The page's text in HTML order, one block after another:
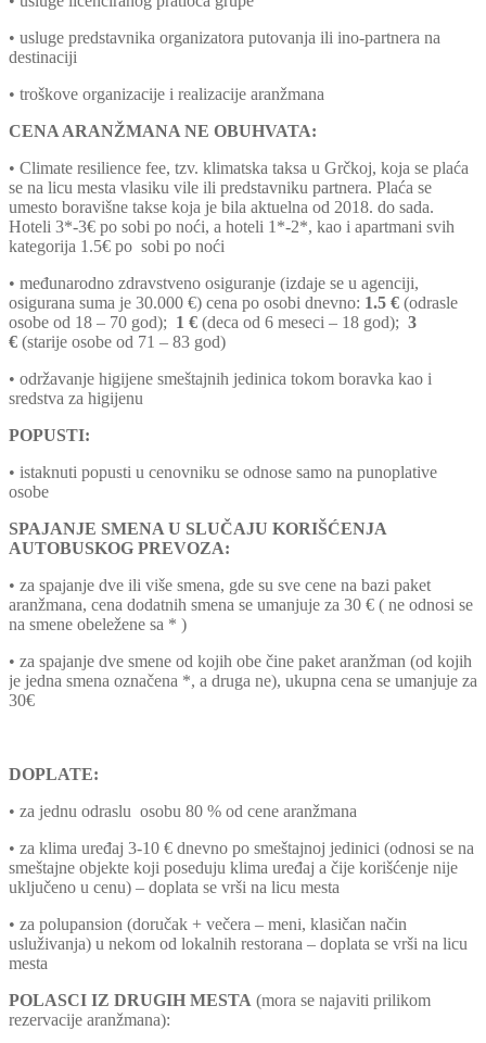
• usluge predstavnika organizatora putovanja ili ino-partnera na
destinaciji
• troškove organizacije i realizacije aranžmana
CENA ARANŽMANA NE OBUHVATA:
• Climate resilience fee, tzv. klimatska taksa u Grčkoj, koja se plaća
se na licu mesta vlasiku vile ili predstavniku partnera. Plaća se
umesto boravišne takse koja je bila aktuelna od 2018. do sada.
Hoteli 3*-3€ po sobi po noći, a hoteli 1*-2*, kao i apartmani svih
kategorija 1.5€ po sobi po noći
• međunarodno zdravstveno osiguranje (izdaje se u agenciji,
osigurana suma je 30.000 €) cena po osobi dnevno: 1.5 € (odrasle
osobe od 18 – 70 god); 1 € (deca od 6 meseci – 18 god); 3
€ (starije osobe od 71 – 83 god)
• održavanje higijene smeštajnih jedinica tokom boravka kao i
sredstva za higijenu
POPUSTI:
• istaknuti popusti u cenovniku se odnose samo na punoplative
osobe
SPAJANJE SMENA U SLUČAJU KORIŠĆENJA
AUTOBUSKOG PREVOZA:
• za spajanje dve ili više smena, gde su sve cene na bazi paket
aranžmana, cena dodatnih smena se umanjuje za 30 € ( ne odnosi se
na smene obeležene sa * )
• za spajanje dve smene od kojih obe čine paket aranžman (od kojih
je jedna smena označena *, a druga ne), ukupna cena se umanjuje za
30€
DOPLATE:
• za jednu odraslu osobu 80 % od cene aranžmana
• za klima uređaj 3-10 € dnevno po smeštajnoj jedinici (odnosi se na
smeštajne objekte koji poseduju klima uređaj a čije korišćenje nije
uključeno u cenu) – doplata se vrši na licu mesta
• za polupansion (doručak + večera – meni, klasičan način
usluživanja) u nekom od lokalnih restorana – doplata se vrši na licu
mesta
POLASCI IZ DRUGIH MESTA (mora se najaviti prilikom
rezervacije aranžmana):